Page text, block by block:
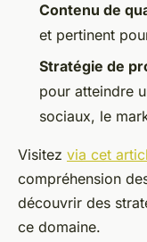
Contenu de
et pertinent
Stratégie de
pour atteindre
sociaux, le
Visitez via cet
compréhension
découvrir des
ce domaine.